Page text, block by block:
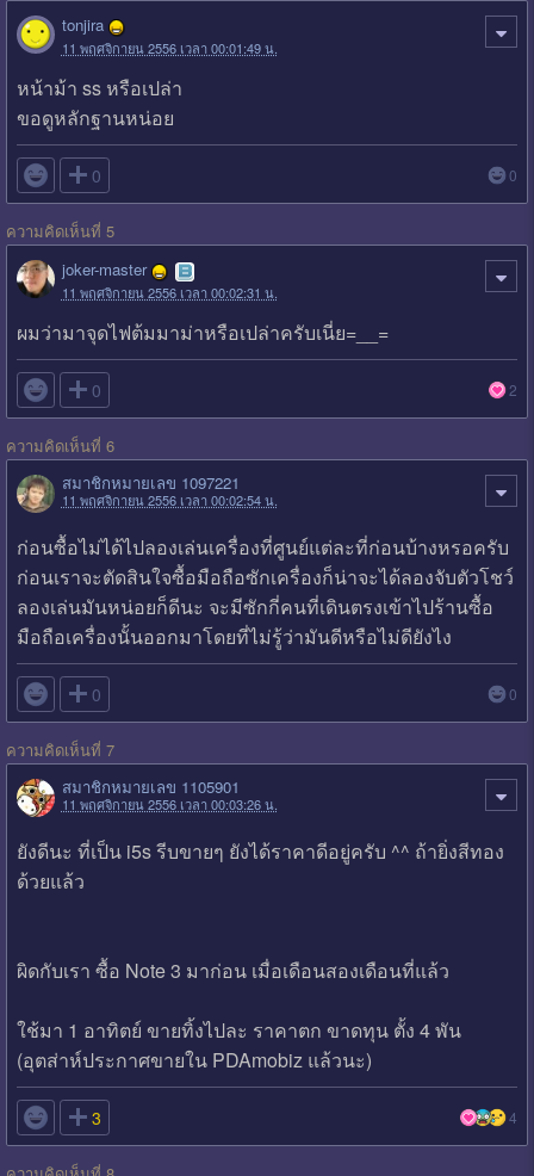
tonjira
11 พฤศจิกายน 2556 เวลา 00:01:49 น.
หน้าม้า ss หรือเปล่า
ขอดูหลักฐานหน่อย
 0 0
ความคิดเห็นที่ 5
joker-master
11 พฤศจิกายน 2556 เวลา 00:02:31 น.
ผมว่ามาจุดไฟต้มมาม่าหรือเปล่าครับเนี่ย=__=
 0 2
ความคิดเห็นที่ 6
สมาชิกหมายเลข 1097221
11 พฤศจิกายน 2556 เวลา 00:02:54 น.
ก่อนซื้อไม่ได้ไปลองเล่นเครื่องที่ศูนย์แต่ละที่ก่อนบ้างหรอครับ
ก่อนเราจะตัดสินใจซื้อมือถือซักเครื่องก็น่าจะได้ลองจับตัวโชว์
ลองเล่นมันหน่อยก็ดีนะ จะมีซักกี่คนที่เดินตรงเข้าไปร้านซื้อ
มือถือเครื่องนั้นออกมาโดยที่ไม่รู้ว่ามันดีหรือไม่ดียังไง
 0 0
ความคิดเห็นที่ 7
สมาชิกหมายเลข 1105901
11 พฤศจิกายน 2556 เวลา 00:03:26 น.
ยังดีนะ ที่เป็น i5s รีบขายๆ ยังได้ราคาดีอยู่ครับ ^^ ถ้ายิ่งสีทอง
ด้วยแล้ว
ผิดกับเรา ซื้อ Note 3 มาก่อน เมื่อเดือนสองเดือนที่แล้ว
ใช้มา 1 อาทิตย์ ขายทิ้งไปละ ราคาตก ขาดทุน ตั้ง 4 พัน
(อุตส่าห์ประกาศขายใน PDAmobiz แล้วนะ)
 3 4